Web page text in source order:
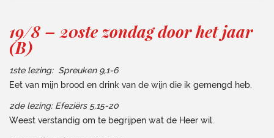
19/8 – 20ste zondag door het jaar
(B)
1ste lezing: Spreuken 9,1-6
Eet van mijn brood en drink van de wijn die ik gemengd heb.
2de lezing: Efeziërs 5,15-20
Weest verstandig om te begrijpen wat de Heer wil.